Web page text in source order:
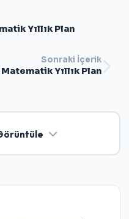
Yıllık Plan
Sonraki İçerik
Matematik Yıllık Plan